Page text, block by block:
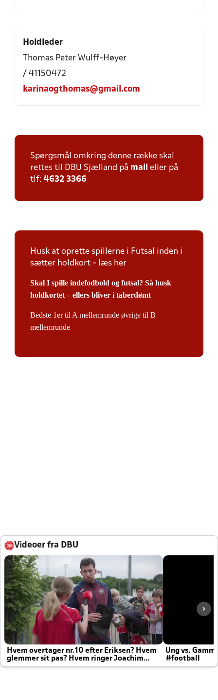
Holdleder
Thomas Peter Wulff-Høyer
/ 41150472
karinaogthomas@gmail.com
Spørgsmål omkring denne række skal
rettes til DBU Sjælland på mail eller på
tlf: 4632 3366
Husk at oprette spillerne i Futsal inden i
sætter holdkort - læs her
Skal I spille indefodbold og futsal? Så husk
holdkortet – ellers bliver i taberdømt
Bedste 1er til A mellemrunde øvrige til B
mellemrunde
Videoer fra DBU
Hvem overtager nr.10 efter Eriksen? Hvem
glemmer sit pas? Hvem ringer Joachim
altid til efter kampe?
Ung vs.
#football